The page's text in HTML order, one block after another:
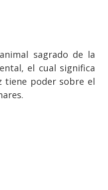
sagrado de la
el cual significa
tiene poder sobre el